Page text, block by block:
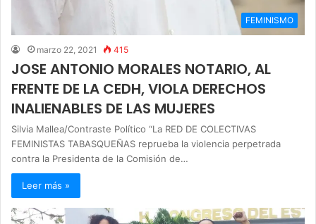
FEMINISMO
marzo 22, 2021 415
JOSE ANTONIO MORALES NOTARIO, AL
FRENTE DE LA CEDH, VIOLA DERECHOS
INALIENABLES DE LAS MUJERES
Silvia Mallea/Contraste Político “La RED DE COLECTIVAS
FEMINISTAS TABASQUEÑAS reprueba la violencia perpetrada
contra la Presidenta de la Comisión de…
Leer más »